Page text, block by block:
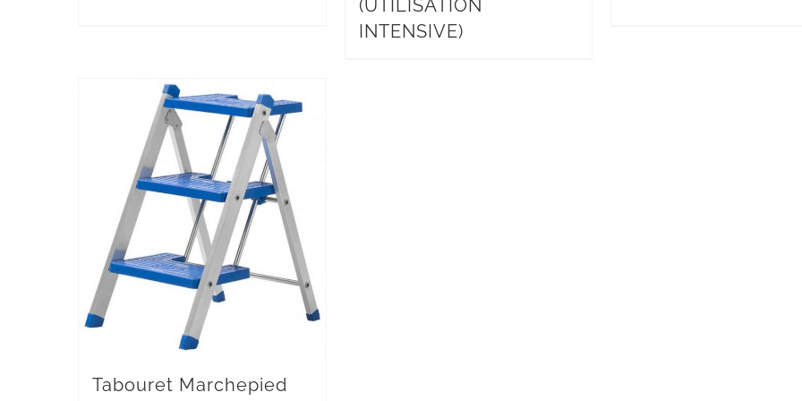
(UTILISATION
INTENSIVE)
Tabouret Marchepied